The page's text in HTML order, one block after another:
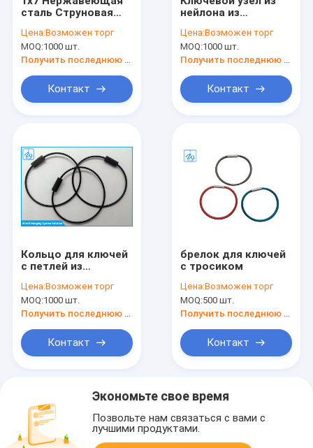
сталь Струновая
кольцо Нилоновые
кабельные
ключевые
Цена:Возможен торг
MOQ:1000 шт.
Контакт
нейлона из
стали
Цена:Возможен торг
MOQ:1000 шт.
Контакт
Кольцо для ключей
с петлей из
стали 316,
нейлоновое
покрытие, 1,2 мм
Цена:Возможен торг
MOQ:1000 шт.
Получить последнюю цену
Контакт
брелок для ключей
с тросиком
Цена:Возможен торг
MOQ:500 шт.
Получить последнюю цену
Контакт
Экономьте свое время
Позвольте нам связаться с вами с
лучшими продуктами.